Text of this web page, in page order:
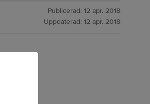
Publicerad: 12 apr. 2018
Uppdaterad: 12 apr. 2018